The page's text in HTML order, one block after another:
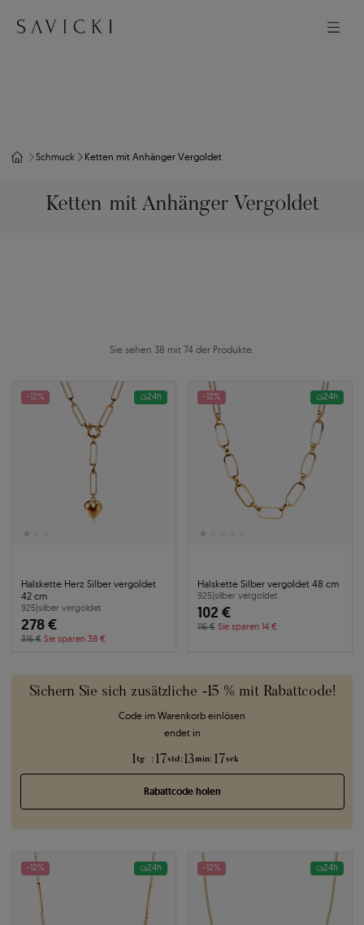
Schmuck Ketten mit Anhänger Vergoldet
Ketten mit Anhänger Vergoldet
Sie sehen 38 mit 74 der Produkte.
Sichern Sie sich zusätzliche -15 % mit Rabattcode!
Code im Warenkorb einlösen
endet in
1 tg : 17 std :13min: 16 sek
Rabattcode holen
-12% 24h
Halskette Herz Silber vergoldet
42 cm
925|silber vergoldet
278 €
316 € Sie sparen 38 €
-12% 24h
Halskette Silber vergoldet 48 cm
925|silber vergoldet
102 €
116 € Sie sparen 14 €
-12% 24h -12% 24h